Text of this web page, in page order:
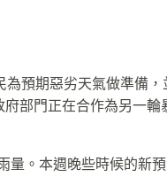
預期惡劣天氣做準備，
部門正在合作為另一輪
量。本週晚些時候的新